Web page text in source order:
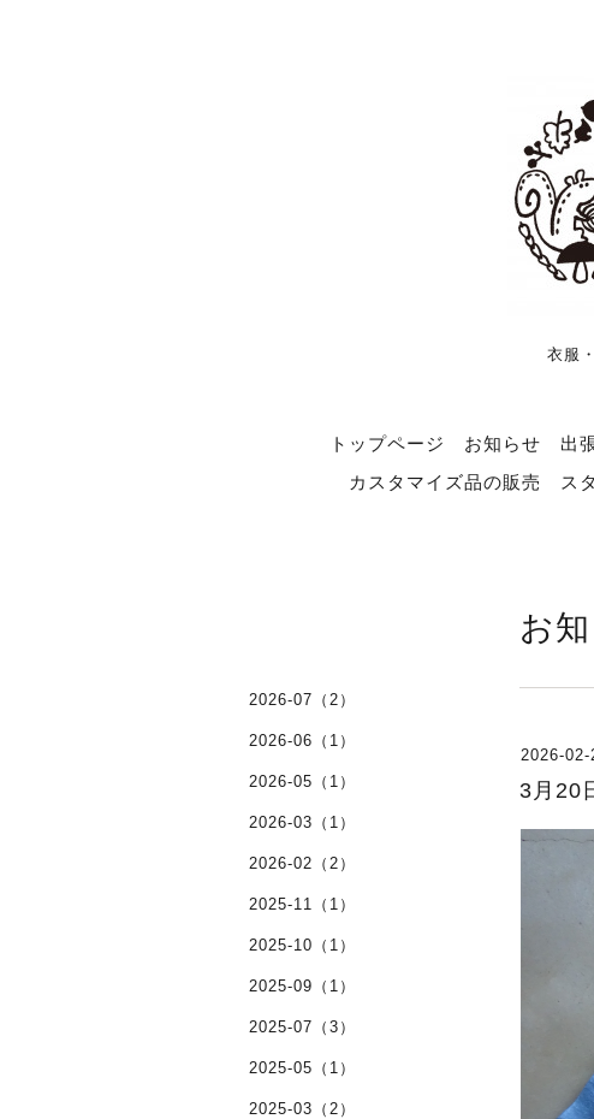
衣服
トップページ お知らせ 出
カスタマイズ品の販売
ス
お
2026-
3月20
2026-07（2）
2026-06（1）
2026-05（1）
2026-03（1）
2026-02（2）
2025-11（1）
2025-10（1）
2025-09（1）
2025-07（3）
2025-05（1）
2025-03（2）